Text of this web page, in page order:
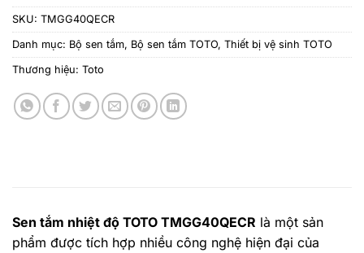
SKU: TMGG40QECR
Danh mục: Bộ sen tắm, Bộ sen tắm TOTO, Thiết bị vệ sinh TOTO
Thương hiệu: Toto
Sen tắm nhiệt độ TOTO TMGG40QECR là một sản
phẩm được tích hợp nhiều công nghệ hiện đại của